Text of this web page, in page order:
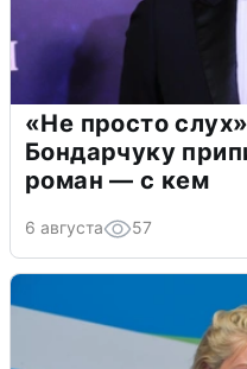
«Не просто
Бондарчуку
роман — с кем
6 августа 57